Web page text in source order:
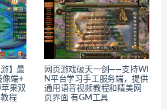
】最
像端+
果双
程
网页游戏破天一剑——支持WI
N平台学习手工服务端，提供
通用语音视频教程和精美网
页界面 有GM工具